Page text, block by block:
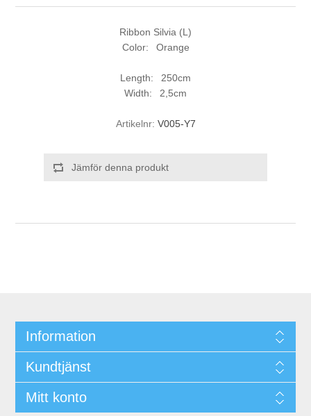
Ribbon Silvia (L)
Color: Orange
Length: 250cm
Width: 2,5cm
Artikelnr: V005-Y7
Jämför denna produkt
Information
Kundtjänst
Mitt konto